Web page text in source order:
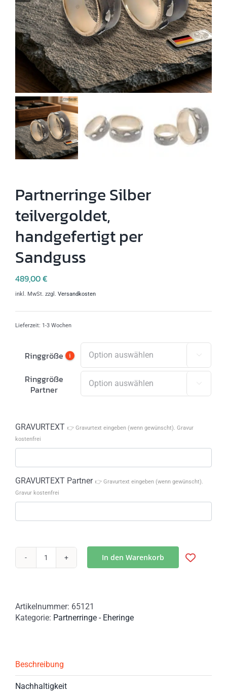
Partnerringe Silber
teilvergoldet,
handgefertigt per
Sandguss
489,00€
inkl. MwSt. zzgl. Versandkosten
Lieferzeit: 1-3 Wochen
Ringgröße i 
Ringgröße
Partner

GRAVURTEXT 👉 Gravurtext eingeben (wenn gewünscht). Gravur
kostenfrei
GRAVURTEXT Partner 👉 Gravurtext eingeben (wenn gewünscht).
Gravur kostenfrei
Partnerringe
per
Sandguss
In den Warenkorb
Artikelnummer: 65121
Kategorie: Partnerringe - Eheringe
Beschreibung
Nachhaltigkeit